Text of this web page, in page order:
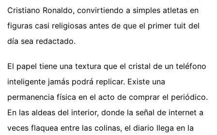
Cristiano Ronaldo, convirtiendo a simples atletas en
figuras casi religiosas antes de que el primer tuit del
día sea redactado.
El papel tiene una textura que el cristal de un teléfono
inteligente jamás podrá replicar. Existe una
permanencia física en el acto de comprar el periódico.
En las aldeas del interior, donde la señal de internet a
veces flaquea entre las colinas, el diario llega en la